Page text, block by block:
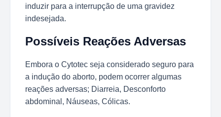
induzir para a interrupção de uma gravidez
indesejada.
Possíveis Reações Adversas
Embora o Cytotec seja considerado seguro para
a indução do aborto, podem ocorrer algumas
reações adversas; Diarreia, Desconforto
abdominal, Náuseas, Cólicas.